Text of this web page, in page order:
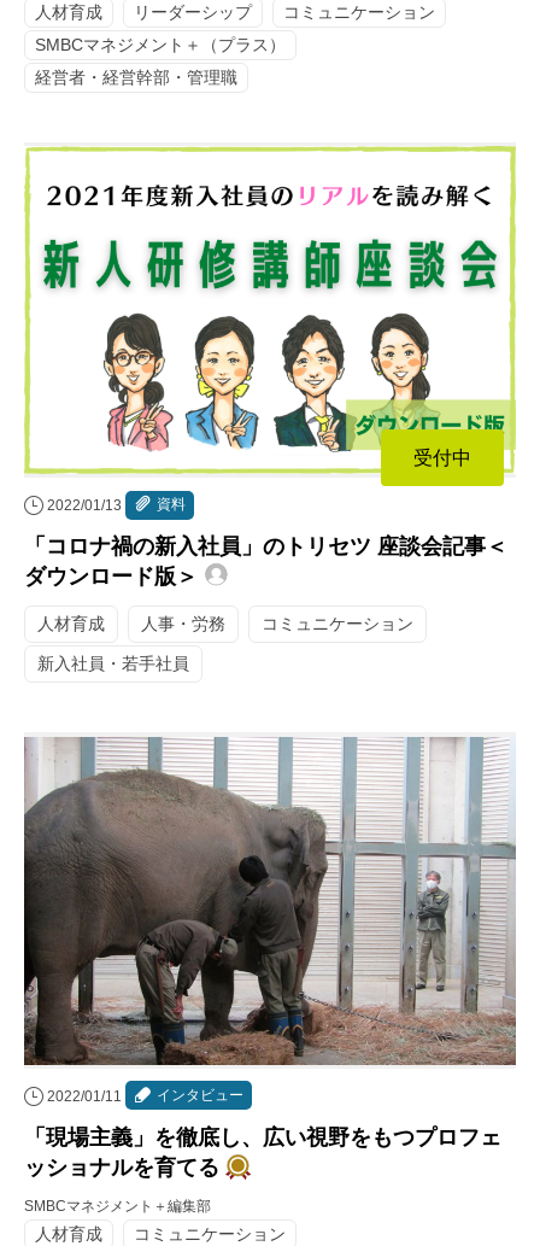
人材育成 リーダーシップ
コミュニケーション
SMBCマネジメント＋（プラス）
経営者・経営幹部・管理職
受付中
2022/01/13 資料
「コロナ禍の新入社員」のトリセツ 座談会記事＜
ダウンロード版＞
人材育成 人事・労務 コミュニケーション
新入社員・若手社員
2022/01/11 インタビュー
「現場主義」を徹底し、広い視野をもつプロフェ
ッショナルを育てる
SMBCマネジメント＋編集部
人材育成
コミュニケーション